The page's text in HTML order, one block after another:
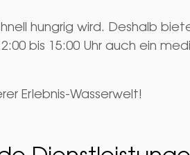
hungrig wird. Deshalb
bis 15:00 Uhr auch ein
Erlebnis-Wasserwelt!